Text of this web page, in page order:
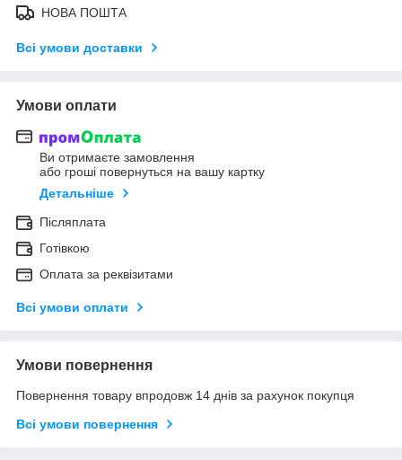
НОВА ПОШТА
Всі умови доставки
Умови оплати
Ви отримаєте замовлення
або гроші повернуться на вашу картку
Детальніше
Післяплата
Готівкою
Оплата за реквізитами
Всі умови оплати
Умови повернення
Повернення товару впродовж 14 днів за рахунок покупця
Всі умови повернення